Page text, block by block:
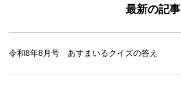
最新の記事
令和8年8月号 あすまいるクイズの答え